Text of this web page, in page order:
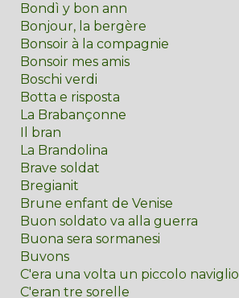
Bondì y bon ann
Bonjour, la bergère
Bonsoir à la compagnie
Bonsoir mes amis
Boschi verdi
Botta e risposta
La Brabançonne
Il bran
La Brandolina
Brave soldat
Bregianit
Brune enfant de Venise
Buon soldato va alla guerra
Buona sera sormanesi
Buvons
C'era una volta un piccolo naviglio
C'eran tre sorelle